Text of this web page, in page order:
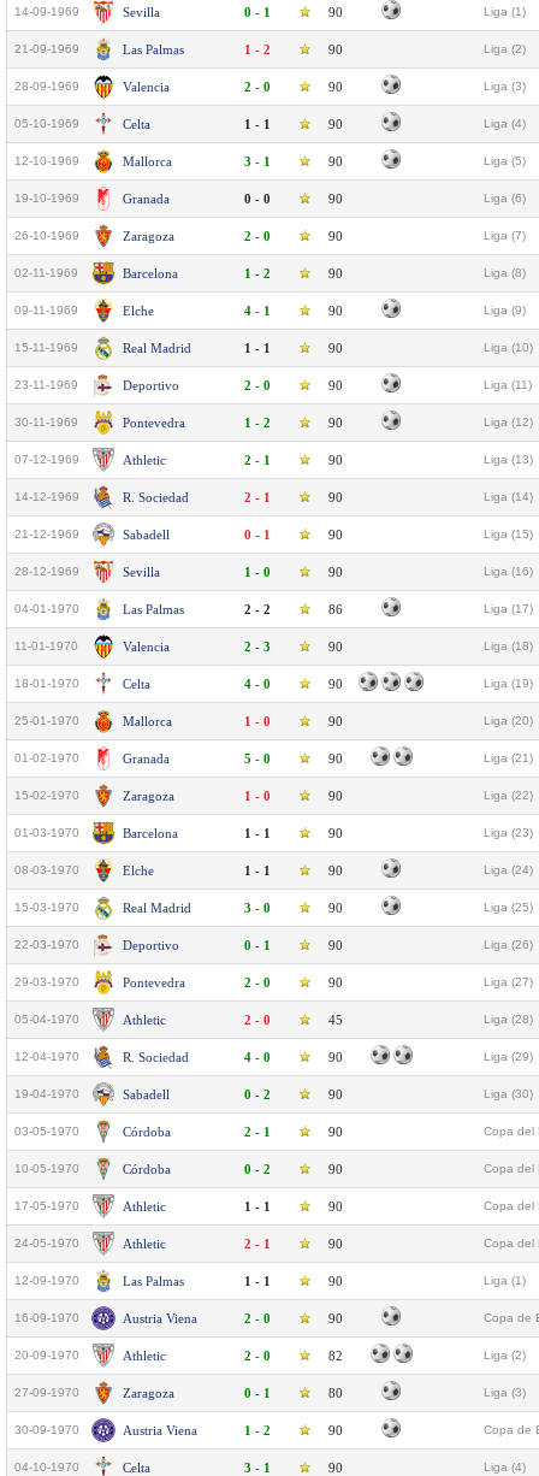
14-09-1969 Sevilla 0 - 1 90 Liga (1)
21-09-1969 Las Palmas 1 - 2 90 Liga (2)
28-09-1969 Valencia 2 - 0 90 Liga (3)
05-10-1969 Celta 1 - 1 90 Liga (4)
12-10-1969 Mallorca 3 - 1 90 Liga (5)
19-10-1969 Granada 0 - 0 90 Liga (6)
26-10-1969 Zaragoza 2 - 0 90 Liga (7)
02-11-1969 Barcelona 1 - 2 90 Liga (8)
09-11-1969 Elche 4 - 1 90 Liga (9)
15-11-1969 Real Madrid 1 - 1 90 Liga (10)
23-11-1969 Deportivo 2 - 0 90 Liga (11)
30-11-1969 Pontevedra 1 - 2 90 Liga (12)
07-12-1969 Athletic 2 - 1 90 Liga (13)
14-12-1969 R. Sociedad 2 - 1 90 Liga (14)
21-12-1969 Sabadell 0 - 1 90 Liga (15)
28-12-1969 Sevilla 1 - 0 90 Liga (16)
04-01-1970 Las Palmas 2 - 2 86 Liga (17)
11-01-1970 Valencia 2 - 3 90 Liga (18)
18-01-1970 Celta 4 - 0 90 Liga (19)
25-01-1970 Mallorca 1 - 0 90 Liga (20)
01-02-1970 Granada 5 - 0 90 Liga (21)
15-02-1970 Zaragoza 1 - 0 90 Liga (22)
01-03-1970 Barcelona 1 - 1 90 Liga (23)
08-03-1970 Elche 1 - 1 90 Liga (24)
15-03-1970 Real Madrid 3 - 0 90 Liga (25)
22-03-1970 Deportivo 0 - 1 90 Liga (26)
29-03-1970 Pontevedra 2 - 0 90 Liga (27)
05-04-1970 Athletic 2 - 0 45 Liga (28)
12-04-1970 R. Sociedad 4 - 0 90 Liga (29)
19-04-1970 Sabadell 0 - 2 90 Liga (30)
03-05-1970 Córdoba 2 - 1 90 Copa del
10-05-1970 Córdoba 0 - 2 90 Copa del
17-05-1970 Athletic 1 - 1 90 Copa del
24-05-1970 Athletic 2 - 1 90 Copa del
12-09-1970 Las Palmas 1 - 1 90 Liga (1)
16-09-1970 Austria Viena 2 - 0 90 Copa de
20-09-1970 Athletic 2 - 0 82 Liga (2)
27-09-1970 Zaragoza 0 - 1 80 Liga (3)
30-09-1970 Austria Viena 1 - 2 90 Copa de
04-10-1970 Celta 3 - 1 90 Liga (4)